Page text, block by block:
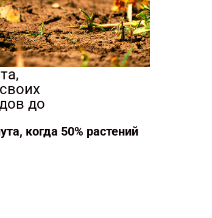
до
когда 50% растений